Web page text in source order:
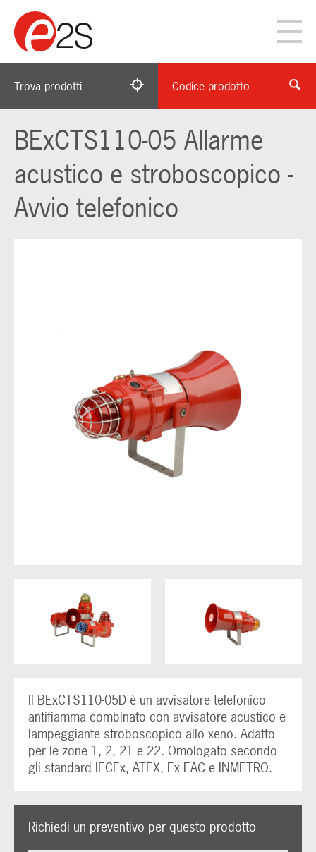
Trova prodotti Codice prodotto
BExCTS110-05 Allarme
acustico e stroboscopico -
Avvio telefonico
Il BExCTS110-05D è un avvisatore telefonico
antifiamma combinato con avvisatore acustico e
lampeggiante stroboscopico allo xeno. Adatto
per le zone 1, 2, 21 e 22. Omologato secondo
gli standard IECEx, ATEX, Ex EAC e INMETRO.
Richiedi un preventivo per questo prodotto